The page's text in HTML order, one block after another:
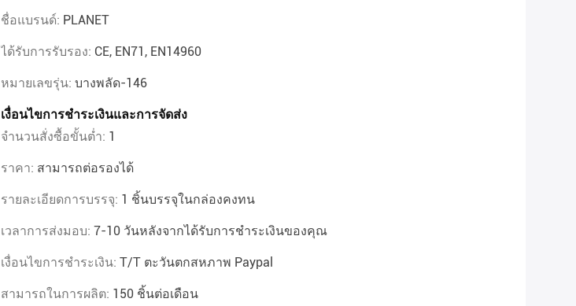
ชื่อแบรนด์: PLANET
ได้รับการรับรอง: CE, EN71, EN14960
หมายเลขรุ่น: บางพลัด-146
เงื่อนไขการชำระเงินและการจัดส่ง
จำนวนสั่งซื้อขั้นต่ำ: 1
ราคา: สามารถต่อรองได้
รายละเอียดการบรรจุ: 1 ชิ้นบรรจุในกล่องคงทน
เวลาการส่งมอบ: 7-10 วันหลังจากได้รับการชำระเงินของคุณ
เงื่อนไขการชำระเงิน: T/T ตะวันตกสหภาพ Paypal
สามารถในการผลิต: 150 ชิ้นต่อเดือน